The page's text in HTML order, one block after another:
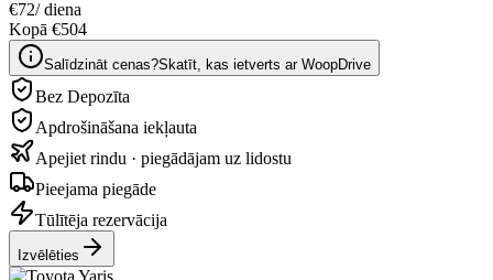
€72/ diena
Kopā €504
Salīdzināt cenas?Skatīt, kas ietverts ar WoopDrive
Bez Depozīta
Apdrošināšana iekļauta
Apejiet rindu · piegādājam uz lidostu
Pieejama piegāde
Tūlītēja rezervācija
Izvēlēties